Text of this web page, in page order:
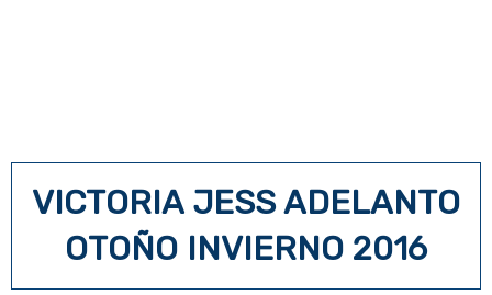
VICTORIA JESS ADELANTO
OTOÑO INVIERNO 2016